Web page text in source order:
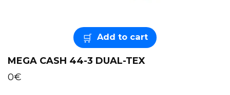
Add to cart
MEGA CASH 44-3 DUAL-TEX
0€